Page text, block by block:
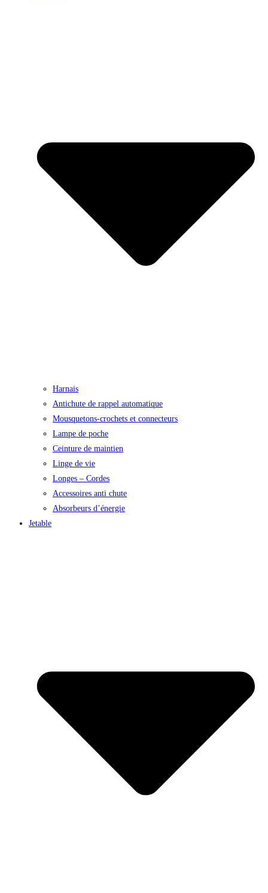
Harnais
Antichute de rappel automatique
Mousquetons-crochets et connecteurs
Lampe de poche
Ceinture de maintien
Linge de vie
Longes – Cordes
Accessoires anti chute
Absorbeurs d’énergie
Jetable